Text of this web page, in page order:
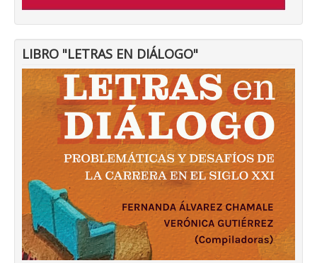
LIBRO "LETRAS EN DIÁLOGO"